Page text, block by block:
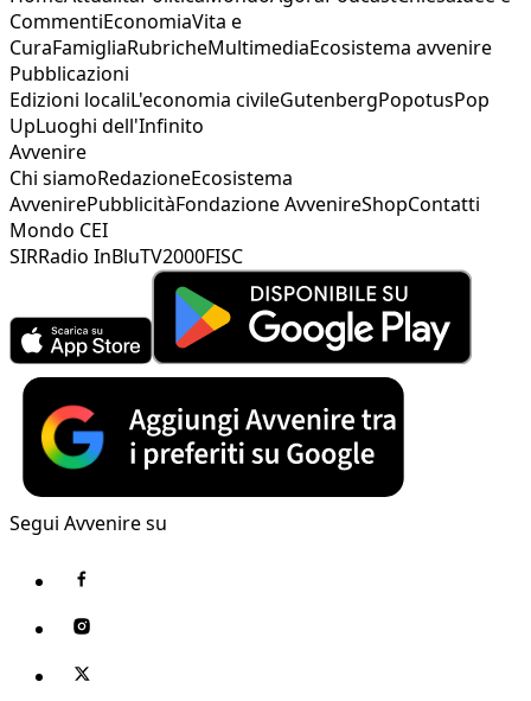
CommentiEconomiaVita e
CuraFamigliaRubricheMultimediaEcosistema avvenire
Pubblicazioni
Edizioni localiL'economia civileGutenbergPopotusPop
UpLuoghi dell'Infinito
Avvenire
Chi siamoRedazioneEcosistema
AvvenirePubblicitàFondazione AvvenireShopContatti
Mondo CEI
SIRRadio InBluTV2000FISC
Segui Avvenire su